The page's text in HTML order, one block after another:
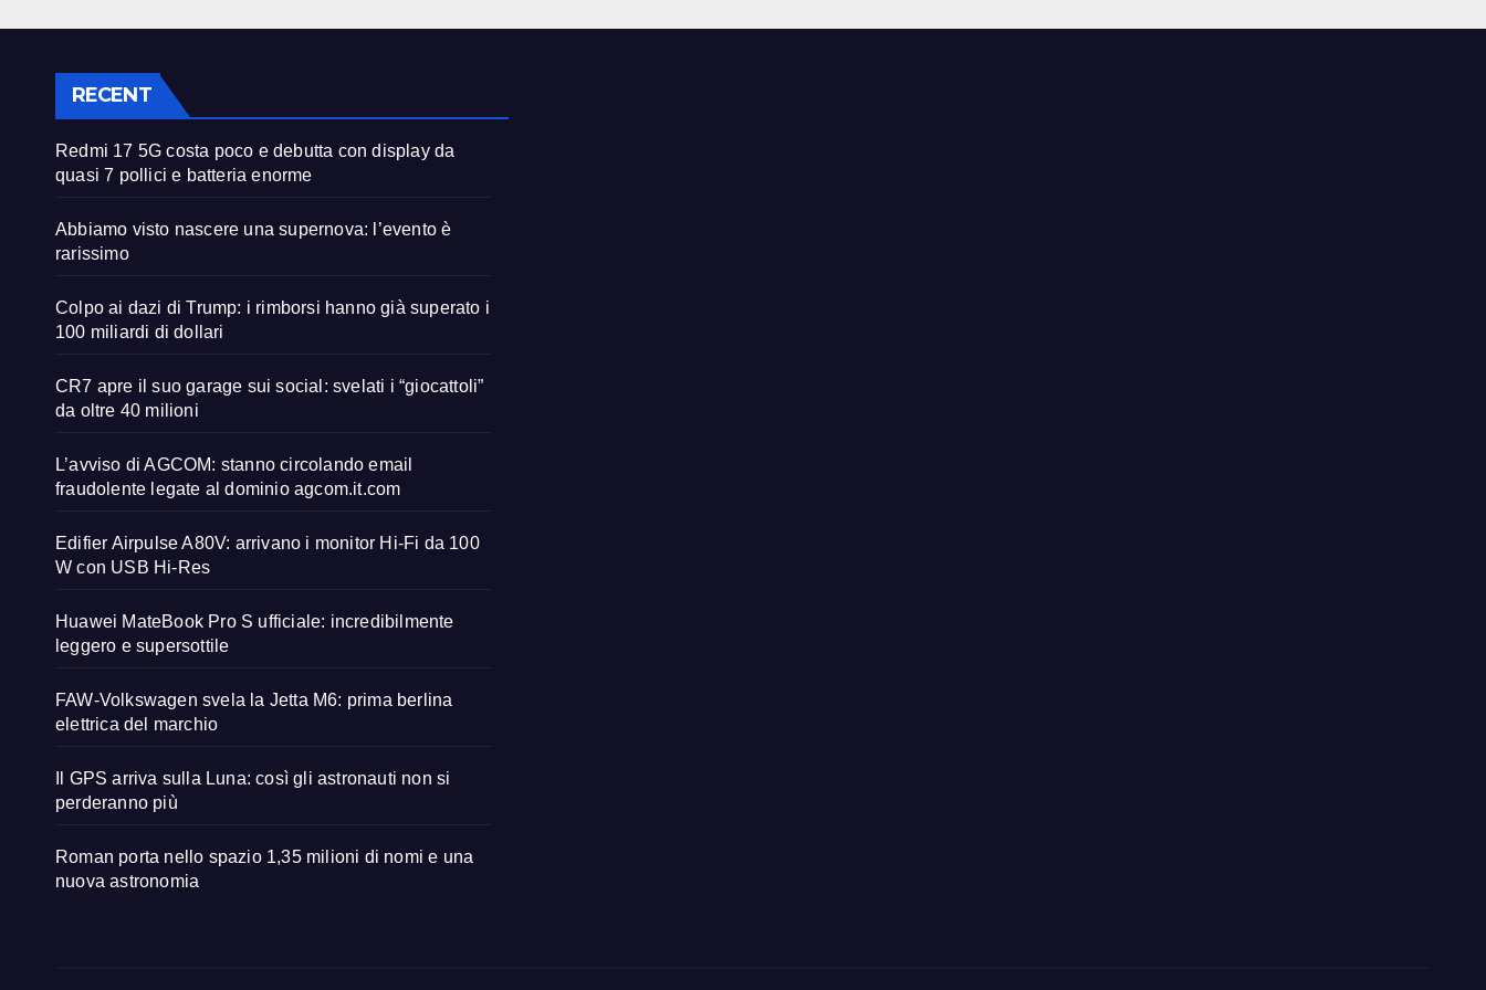
RECENT
Redmi 17 5G costa poco e debutta con display da
quasi 7 pollici e batteria enorme
Abbiamo visto nascere una supernova: l’evento è
rarissimo
Colpo ai dazi di Trump: i rimborsi hanno già superato i
100 miliardi di dollari
CR7 apre il suo garage sui social: svelati i “giocattoli”
da oltre 40 milioni
L’avviso di AGCOM: stanno circolando email
fraudolente legate al dominio agcom.it.com
Edifier Airpulse A80V: arrivano i monitor Hi-Fi da 100
W con USB Hi-Res
Huawei MateBook Pro S ufficiale: incredibilmente
leggero e supersottile
FAW-Volkswagen svela la Jetta M6: prima berlina
elettrica del marchio
Il GPS arriva sulla Luna: così gli astronauti non si
perderanno più
Roman porta nello spazio 1,35 milioni di nomi e una
nuova astronomia